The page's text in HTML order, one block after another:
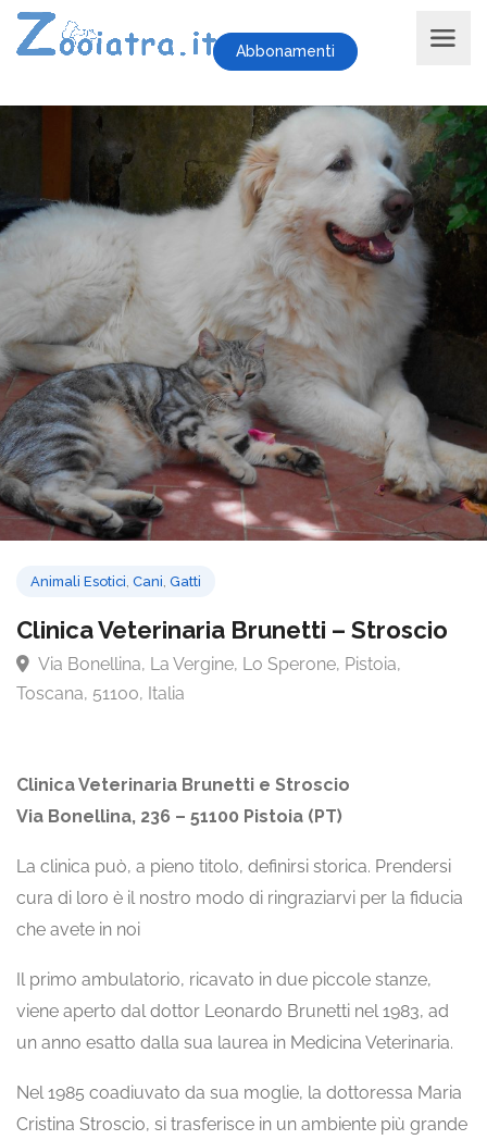
Abbonamenti
Animali Esotici,Cani,Gatti
Clinica Veterinaria Brunetti – Stroscio
Clinica Veterinaria Brunetti e Stroscio
Via Bonellina, 236 – 51100 Pistoia (PT)
La clinica può, a pieno titolo, definirsi storica. Prendersi
cura di loro è il nostro modo di ringraziarvi per la fiducia
che avete in noi
Il primo ambulatorio, ricavato in due piccole stanze,
viene aperto dal dottor Leonardo Brunetti nel 1983, ad
un anno esatto dalla sua laurea in Medicina Veterinaria.
Nel 1985 coadiuvato da sua moglie, la dottoressa Maria
Cristina Stroscio, si trasferisce in un ambiente più grande